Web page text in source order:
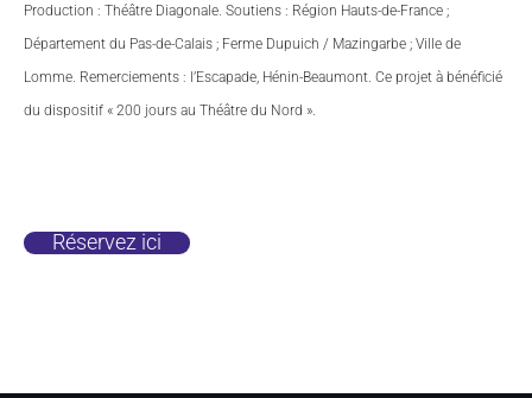
Production : Théâtre Diagonale. Soutiens : Région Hauts-de-France ;
Département du Pas-de-Calais ; Ferme Dupuich / Mazingarbe ; Ville de
Lomme. Remerciements : l’Escapade, Hénin-Beaumont. Ce projet à bénéficié
du dispositif « 200 jours au Théâtre du Nord ».
Réservez ici